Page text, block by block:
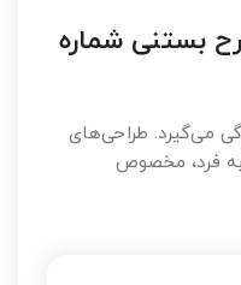
بستنی شماره
می‌گیرد. طراحی‌های
به فرد، مخصوص